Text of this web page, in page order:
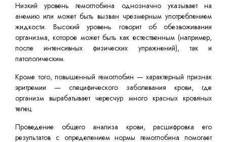
Низкий уровень гемоглобина однозначно указывает на
анемию или может быть вызван чрезмерным употреблением
жидкости. Высокий уровень говорит об обезвоживании
организма, которое может быть как естественным (например,
после интенсивных физических упражнений), так и
патологическим.
Кроме того, повышенный гемоглобин — характерный признак
эритремии — специфического заболевания крови, где
организм вырабатывает чересчур много красных кровяных
телец.
Проведение общего анализа крови, расшифровка его
результатов с определением нормы гемоглобина помогает